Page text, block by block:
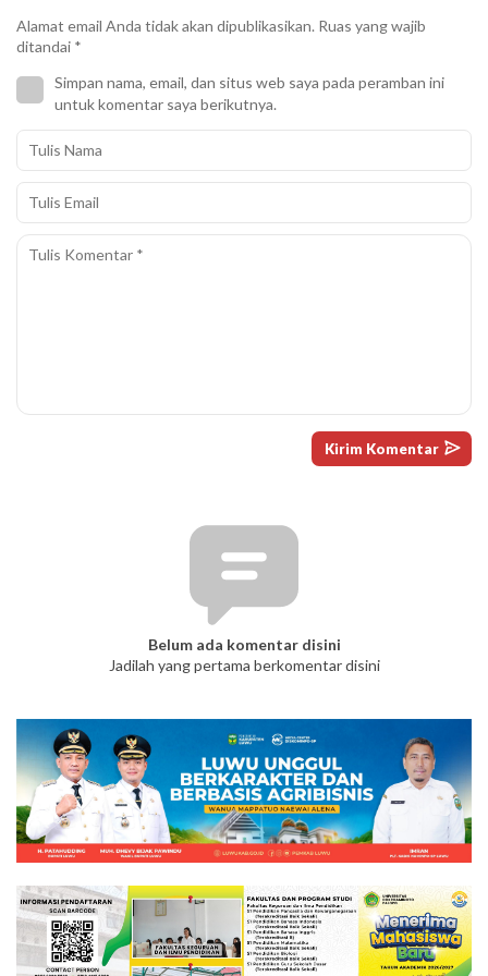
Alamat email Anda tidak akan dipublikasikan. Ruas yang wajib
ditandai *
Simpan nama, email, dan situs web saya pada peramban ini
untuk komentar saya berikutnya.
Belum ada komentar disini
Jadilah yang pertama berkomentar disini